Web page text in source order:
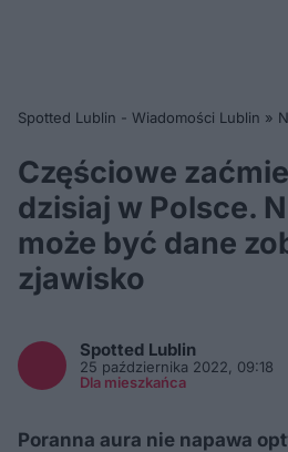
Spotted Lublin - Wiadomości Lublin »
Częściowe
dzisiaj w Polsce.
może być dane
zjawisko
Spotted Lublin
25 października 2022, 09:18
Dla mieszkańca
Poranna aura nie napawa